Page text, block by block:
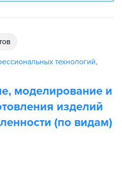
технологий,
моделирование и
изделий
(по видам)